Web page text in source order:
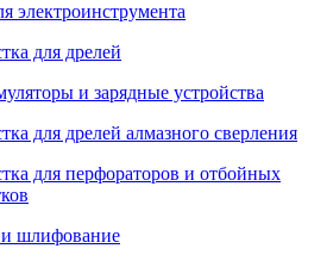
электроинструмента
для дрелей
и зарядные устройства
для дрелей алмазного сверления
для перфораторов и отбойных
и шлифование